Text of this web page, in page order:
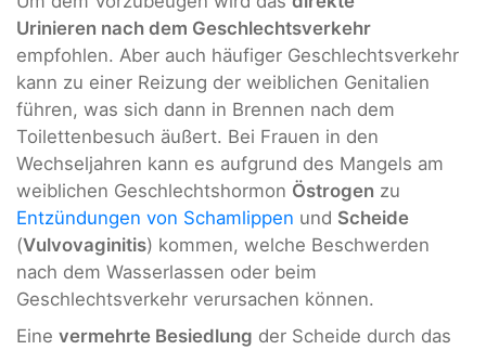
Urinieren nach dem Geschlechtsverkehr
empfohlen. Aber auch häufiger Geschlechtsverkehr
kann zu einer Reizung der weiblichen Genitalien
führen, was sich dann in Brennen nach dem
Toilettenbesuch äußert. Bei Frauen in den
Wechseljahren kann es aufgrund des Mangels am
weiblichen Geschlechtshormon Östrogen zu
Entzündungen von Schamlippen und Scheide
(Vulvovaginitis) kommen, welche Beschwerden
nach dem Wasserlassen oder beim
Geschlechtsverkehr verursachen können.
Eine vermehrte Besiedlung der Scheide durch das